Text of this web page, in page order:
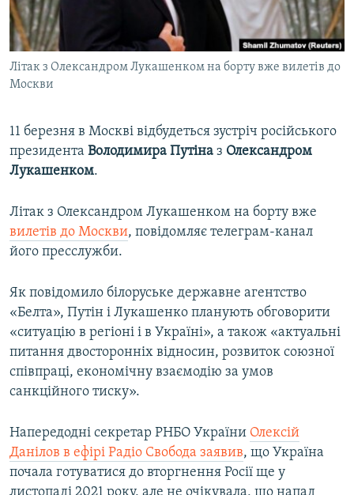
ВІДЕОУРОКИ «ELIFBE»
СВІДЧЕННЯ ОКУПАЦІЇ
УКРАЇНСЬКА ПРОБЛЕМА КРИМУ
Русский
Qırımtatar
Усі сайти RFE/RL
Літак з Олександром Лукашенком на борту вже вилетів до
Москви
11 березня в Москві відбудеться зустріч російського
президента Володимира Путіна з Олександром
Лукашенком.
Літак з Олександром Лукашенком на борту вже
вилетів до Москви, повідомляє телеграм-канал
його пресслужби.
Як повідомило білоруське державне агентство
«Белта», Путін і Лукашенко планують обговорити
«ситуацію в регіоні і в Україні», а також «актуальні
питання двосторонніх відносин, розвиток союзної
співпраці, економічну взаємодію за умов
санкційного тиску».
Напередодні секретар РНБО України Олексій
Данілов в ефірі Радіо Свобода заявив, що Україна
почала готуватися до вторгнення Росії ще у